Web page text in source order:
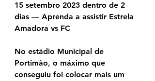
15 setembro 2023 dentro de 2
dias — Aprenda a assistir Estrela
Amadora vs FC
No estádio Municipal de
Portimão, o máximo que
conseguiu foi colocar mais um